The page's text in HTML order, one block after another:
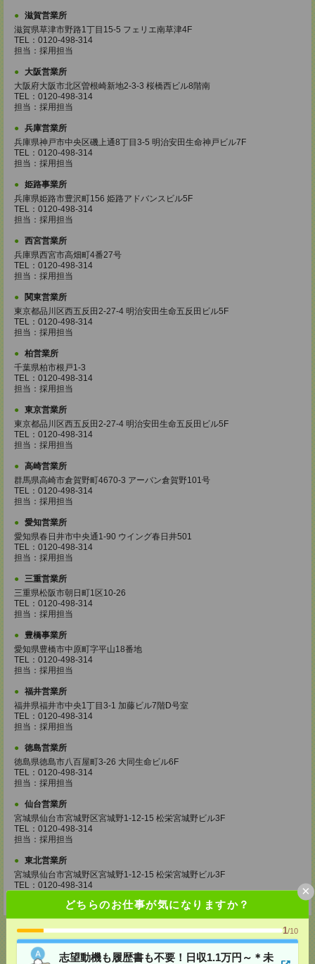
どちらのお仕事が気になりますか？
1/10
志望動機も履歴書も不要！日収1.1万円～＊未
×
滋賀営業所
滋賀県草津市野路1丁目15-5 フェリエ南草津4F
TEL：0120-498-314
担当：採用担当
大阪営業所
大阪府大阪市北区曽根崎新地2-3-3 桜橋西ビル8階南
TEL：0120-498-314
担当：採用担当
兵庫営業所
兵庫県神戸市中央区磯上通8丁目3-5 明治安田生命神戸ビル7F
TEL：0120-498-314
担当：採用担当
姫路事業所
兵庫県姫路市豊沢町156 姫路アドバンスビル5F
TEL：0120-498-314
担当：採用担当
西宮営業所
兵庫県西宮市高畑町4番27号
TEL：0120-498-314
担当：採用担当
関東営業所
東京都品川区西五反田2-27-4 明治安田生命五反田ビル5F
TEL：0120-498-314
担当：採用担当
柏営業所
千葉県柏市根戸1-3
TEL：0120-498-314
担当：採用担当
東京営業所
東京都品川区西五反田2-27-4 明治安田生命五反田ビル5F
TEL：0120-498-314
担当：採用担当
高崎営業所
群馬県高崎市倉賀野町4670-3 アーバン倉賀野101号
TEL：0120-498-314
担当：採用担当
愛知営業所
愛知県春日井市中央通1-90 ウイング春日井501
TEL：0120-498-314
担当：採用担当
三重営業所
三重県松阪市朝日町1区10-26
TEL：0120-498-314
担当：採用担当
豊橋事業所
愛知県豊橋市中原町字平山18番地
TEL：0120-498-314
担当：採用担当
福井営業所
福井県福井市中央1丁目3-1 加藤ビル7階D号室
TEL：0120-498-314
担当：採用担当
徳島営業所
徳島県徳島市八百屋町3-26 大同生命ビル6F
TEL：0120-498-314
担当：採用担当
仙台営業所
宮城県仙台市宮城野区宮城野1-12-15 松栄宮城野ビル3F
TEL：0120-498-314
担当：採用担当
東北営業所
宮城県仙台市宮城野区宮城野1-12-15 松栄宮城野ビル3F
TEL：0120-498-314